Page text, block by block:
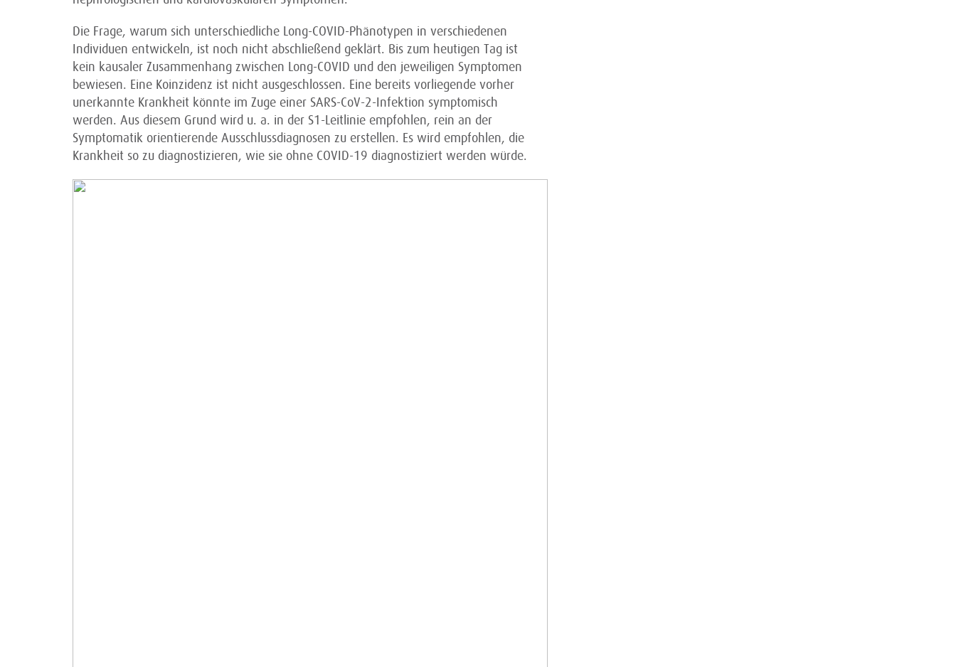
Die Frage, warum sich unterschiedliche Long-COVID-Phänotypen in verschiedenen
Individuen entwickeln, ist noch nicht abschließend geklärt. Bis zum heutigen Tag ist
kein kausaler Zusammenhang zwischen Long-COVID und den jeweiligen Symptomen
bewiesen. Eine Koinzidenz ist nicht ausgeschlossen. Eine bereits vorliegende vorher
unerkannte Krankheit könnte im Zuge einer SARS-CoV-2-Infektion symptomisch
werden. Aus diesem Grund wird u. a. in der S1-Leitlinie empfohlen, rein an der
Symptomatik orientierende Ausschlussdiagnosen zu erstellen. Es wird empfohlen, die
Krankheit so zu diagnostizieren, wie sie ohne COVID-19 diagnostiziert werden würde.